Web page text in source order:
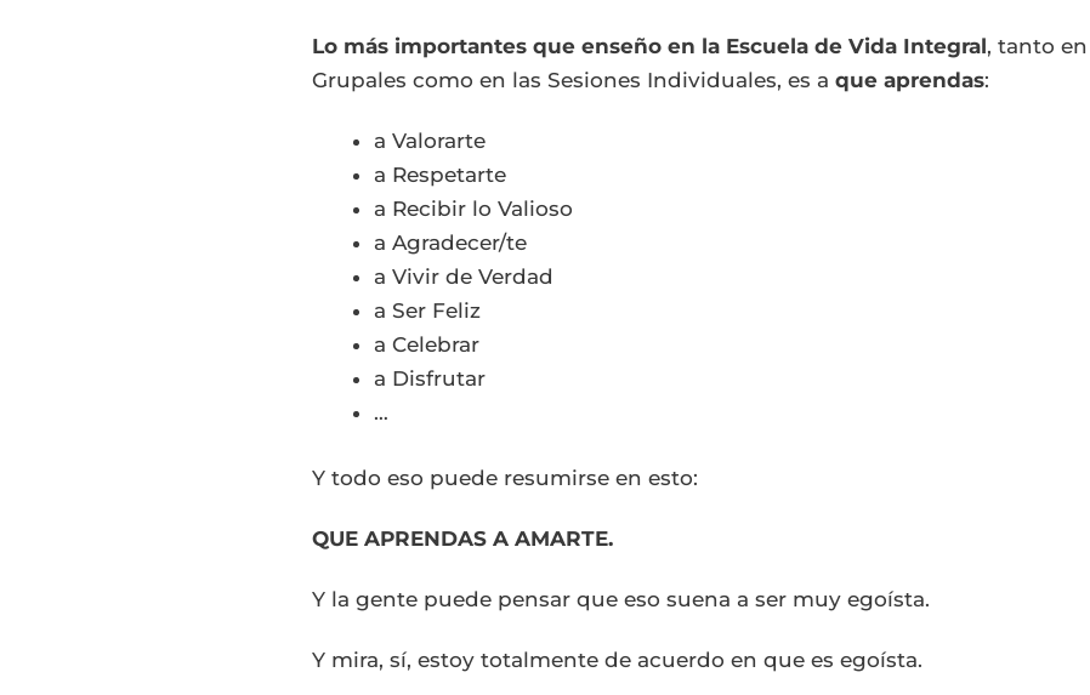
Lo más importantes que enseño en la Escuela de Vida Integral, tanto
Grupales como en las Sesiones Individuales, es a que aprendas:
a Valorarte
a Respetarte
a Recibir lo Valioso
a Agradecer/te
a Vivir de Verdad
a Ser Feliz
a Celebrar
a Disfrutar
…
Y todo eso puede resumirse en esto:
QUE APRENDAS A AMARTE.
Y la gente puede pensar que eso suena a ser muy egoísta.
Y mira, sí, estoy totalmente de acuerdo en que es egoísta.